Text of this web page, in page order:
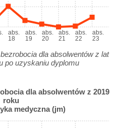
abs.
18
abs.
19
abs.
20
abs.
21
abs.
22
abs.
23
dla absolwentów z lat
po uzyskaniu dyplomu
dla absolwentów z 2019
roku
medyczna (jm)